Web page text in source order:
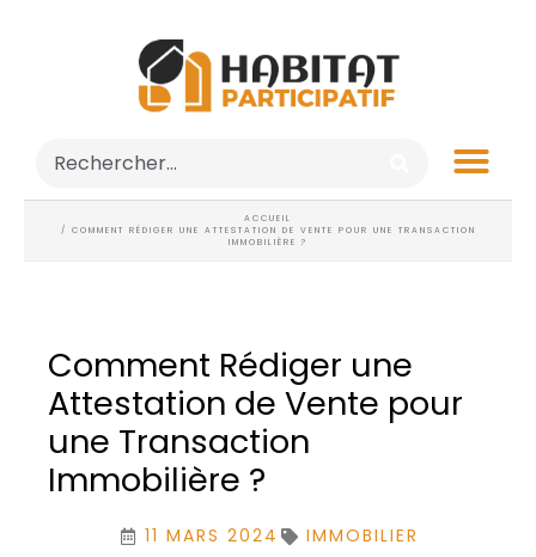
ACCUEIL
/ COMMENT RÉDIGER UNE ATTESTATION DE VENTE POUR UNE TRANSACTION
IMMOBILIÈRE ?
Comment Rédiger une
Attestation de Vente pour
une Transaction
Immobilière ?
11 MARS 2024 IMMOBILIER